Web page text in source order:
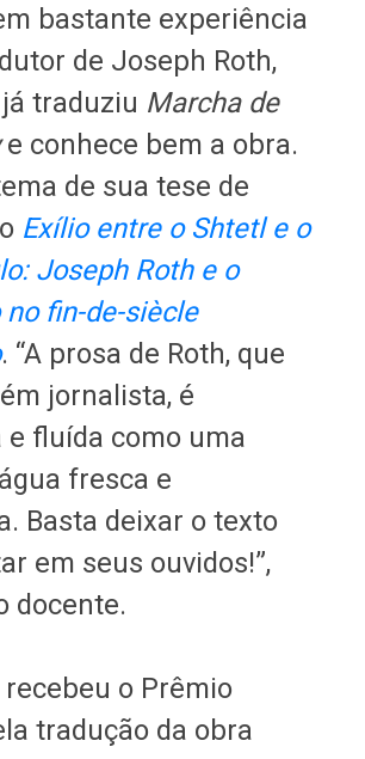
bastante experiência
de Joseph Roth,
traduziu Marcha de
e conhece bem a obra.
de sua tese de
Exílio entre o Shtetl e o
Joseph Roth e o
fin-de-siècle
. “A prosa de Roth, que
jornalista, é
fluída como uma
fresca e
Basta deixar o texto
em seus ouvidos!”,
docente.
recebeu o Prêmio
tradução da obra